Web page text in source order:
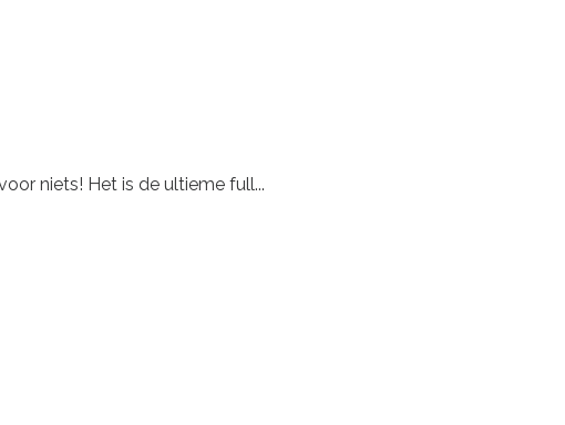
niets! Het is de ultieme full...